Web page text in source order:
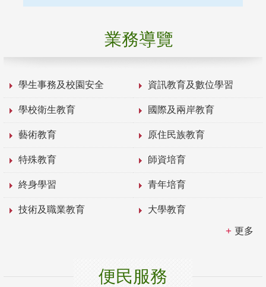
業務導覽
學生事務及校園安全 資訊教育及數位學習
學校衛生教育 國際及兩岸教育
藝術教育 原住民族教育
特殊教育 師資培育
終身學習 青年培育
技術及職業教育 大學教育
更多
便民服務